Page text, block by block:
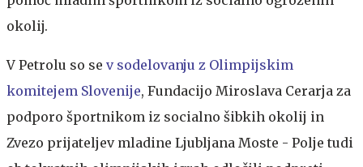
okolij.
V Petrolu so se v sodelovanju z Olimpijskim
komitejem Slovenije, Fundacijo Miroslava Cerarja za
podporo športnikom iz socialno šibkih okolij in
Zvezo prijateljev mladine Ljubljana Moste - Polje tudi